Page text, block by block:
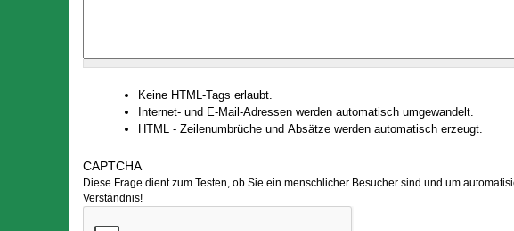
Keine HTML-Tags erlaubt.
Internet- und E-Mail-Adressen werden automatisch umgewandelt.
HTML - Zeilenumbrüche und Absätze werden automatisch erzeugt.
CAPTCHA
Diese Frage dient zum Testen, ob Sie ein menschlicher Besucher sind und um
Verständnis!